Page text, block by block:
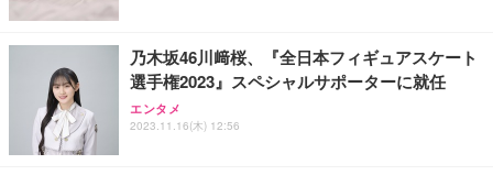
乃木坂46川﨑桜、『全日本フィギュアスケート
選手権2023』スペシャルサポーターに就任
エンタメ
2023.11.16(木) 12:56